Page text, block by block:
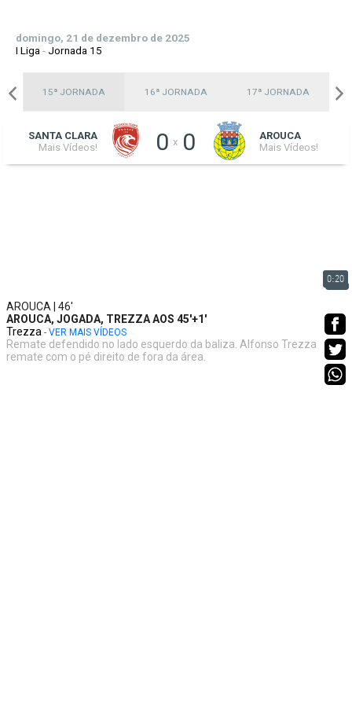
domingo, 21 de dezembro de 2025
I Liga -Jornada 15
15ª JORNADA 16ª JORNADA 17ª JORNADA
SANTA CLARA
Mais Vídeos!
0 x 0
AROUCA
Mais Vídeos!
0:20
AROUCA | 46'
AROUCA, JOGADA, TREZZA AOS 45'+1'
Trezza - VER MAIS VÍDEOS
Remate defendido no lado esquerdo da baliza. Alfonso Trezza
remate com o pé direito de fora da área.